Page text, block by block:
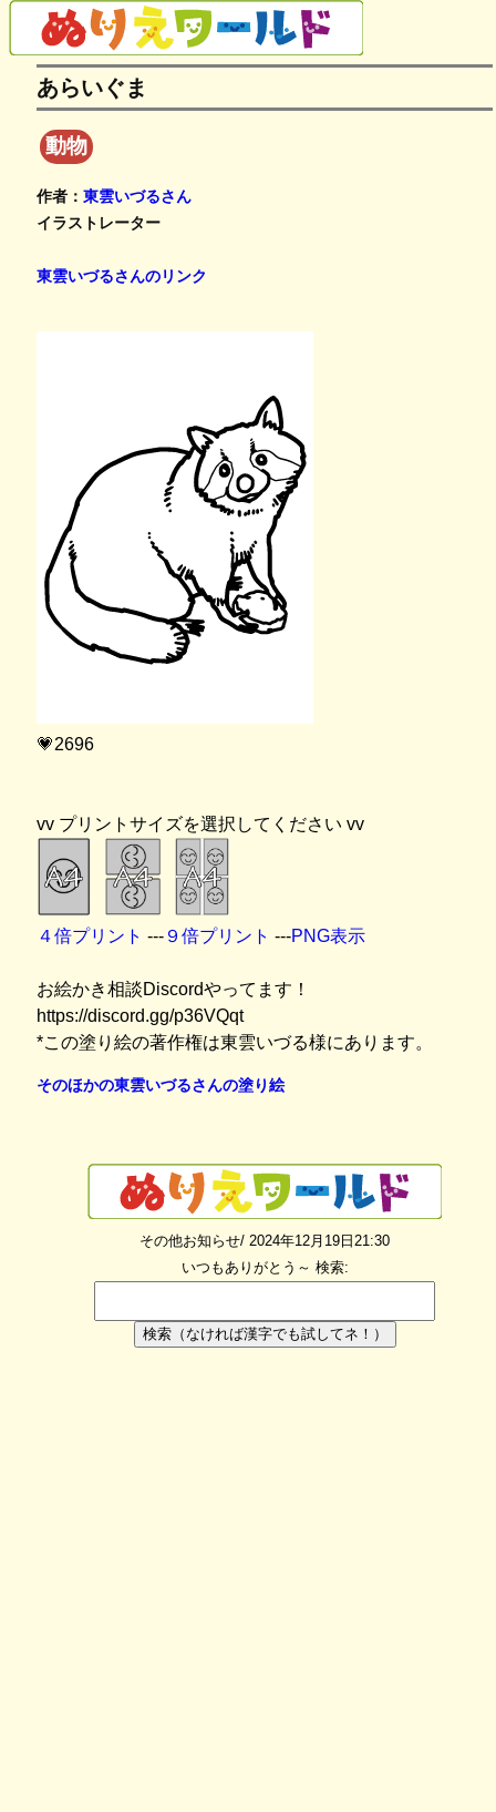
あらいぐま
動物
作者： 東雲いづるさん
イラストレーター
東雲いづるさんのリンク
💗2696
vv プリントサイズを選択してください vv
４倍プリント --- ９倍プリント ---PNG表示
お絵かき相談Discordやってます！
https://discord.gg/p36VQqt
*この塗り絵の著作権は東雲いづる様にあります。
そのほかの東雲いづるさんの塗り絵
その他お知らせ/ 2024年12月19日21:30
いつもありがとう～ 検索:
検索（なければ漢字でも試してネ！）